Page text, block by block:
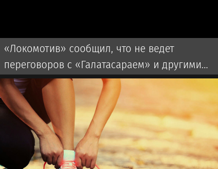
«Локомотив» сообщил, что не ведет
переговоров с «Галатасараем» и другими
клубами по трансферу Батракова